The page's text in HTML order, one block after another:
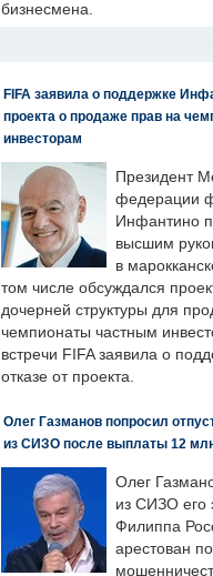
бизнесмена.
FIFA заявила о поддержке
проекта о продаже прав на
инвесторам
Президент
федерации
Инфантино
высшим
в
том числе обсуждался
дочерней структуры для
чемпионаты частным
встречи FIFA заявила о
отказе от проекта.
Олег Газманов попросил
из СИЗО после выплаты 12
Олег
из СИЗО его
Филиппа
арестован